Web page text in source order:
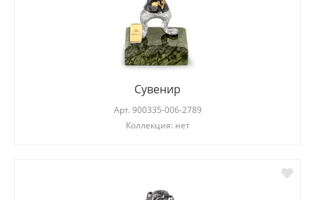
Сувенир
Арт. 900335-006-2789
Коллекция: нет